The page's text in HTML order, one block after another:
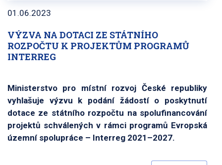
VÝZVA NA DOTACI ZE STÁTNÍHO
ROZPOČTU K PROJEKTŮM PROGRAMŮ
INTERREG
01.06.2023
Ministerstvo pro místní rozvoj České republiky
vyhlašuje výzvu k podání žádostí o poskytnutí
dotace ze státního rozpočtu na spolufinancování
projektů schválených v rámci programů Evropská
územní spolupráce – Interreg 2021–2027.